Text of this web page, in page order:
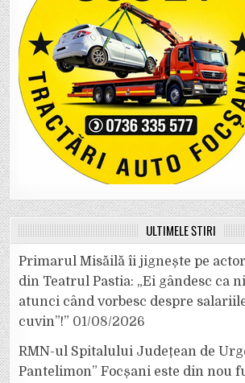
ULTIMELE ȘTIRI
Primarul Misăilă îi jignește pe
din Teatrul Pastia: „Ei gândesc ca
atunci când vorbesc despre
cuvin”!” 01/08/2026
RMN-ul Spitalului Județean de
Pantelimon” Focșani este din nou